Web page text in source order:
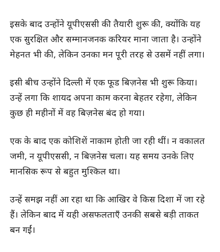
इसके बाद उन्होंने यूपीएससी की तैयारी शुरू की, क्योंकि यह
एक सुरक्षित और सम्मानजनक करियर माना जाता है। उन्होंने
मेहनत भी की, लेकिन उनका मन पूरी तरह से उसमें नहीं लगा।
इसी बीच उन्होंने दिल्ली में एक फूड बिज़नेस भी शुरू किया।
उन्हें लगा कि शायद अपना काम करना बेहतर रहेगा, लेकिन
कुछ ही महीनों में वह बिज़नेस बंद हो गया।
एक के बाद एक कोशिशें नाकाम होती जा रही थीं। न वकालत
जमी, न यूपीएससी, न बिज़नेस चला। यह समय उनके लिए
मानसिक रूप से बहुत मुश्किल था।
उन्हें समझ नहीं आ रहा था कि आखिर वे किस दिशा में जा रहे
हैं। लेकिन बाद में यही असफलताएँ उनकी सबसे बड़ी ताकत
बन गईं।